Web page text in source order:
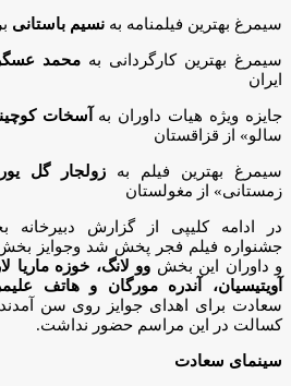
سیمرغ بهترین فیلمنامه به نسیم باستانی
سیمرغ بهترین کارگردانی به محمد
ایران
جایزه ویژه هیات داوران به آسخات
سالو» از قزاقستان
سیمرغ بهترین فیلم به زولجار گل
زمستانی» از مغولستان
در ادامه‌ کلیپی از گزارش دبیرخانه
جشنواره فیلم فجر پخش شد وجوایز
و داوران این بخش وو لانگ، خوزه ماریا
آویتیسیان، آندره مورگان و هاتف
سعادت برای اهدای جوایز روی سن
کسالت در این مراسم حضور نداشت.
سینمای سعادت